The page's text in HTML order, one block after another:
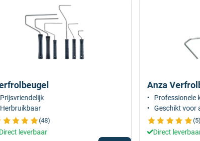
Prijsvriendelijk
Herbruikbaar
(48)
Direct leverbaar
Anza
Professionele
Geschikt voor
(5)
Direct